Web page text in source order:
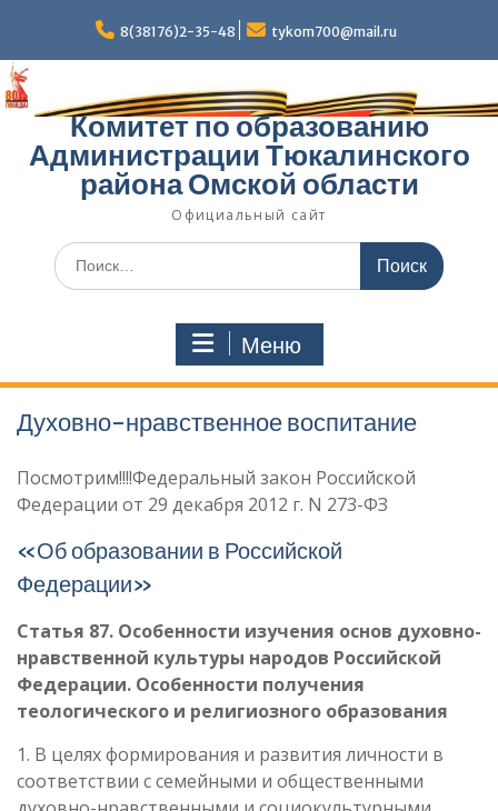
содержимому
8(38176)2-35-48 tykom700@mail.ru
Комитет по образованию
Администрации Тюкалинского
района Омской области
Официальный сайт
Поиск
по:
Меню
Духовно-нравственное воспитание
Посмотрим!!!!Федеральный закон Российской
Федерации от 29 декабря 2012 г. N 273-ФЗ
«Об образовании в Российской
Федерации»
Статья 87. Особенности изучения основ духовно-
нравственной культуры народов Российской
Федерации. Особенности получения
теологического и религиозного образования
1. В целях формирования и развития личности в
соответствии с семейными и общественными